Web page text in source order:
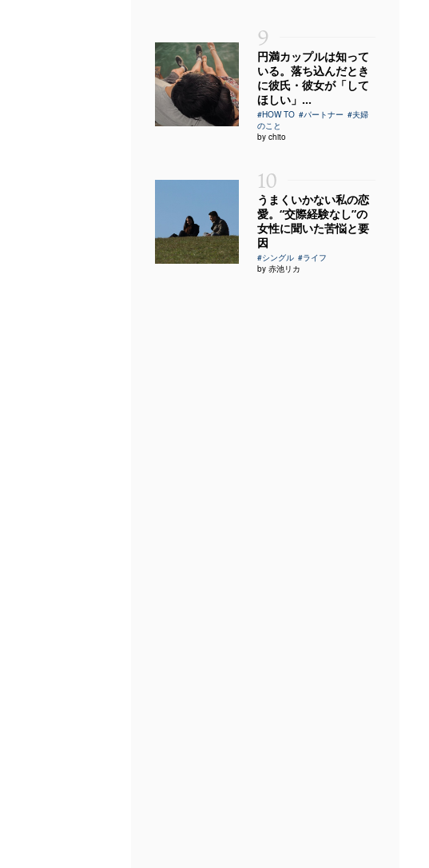
9
円満カップルは知って
いる。落ち込んだとき
に彼氏・彼女が「して
ほしい」...
#HOW TO #パートナー #夫婦
のこと
by chito
10
うまくいかない私の恋
愛。“交際経験なし”の
女性に聞いた苦悩と要
因
#シングル #ライフ
by 赤池リカ